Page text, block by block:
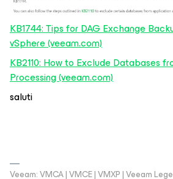
KB1744: Tips for DAG Exchange
vSphere (veeam.com)
KB2110: How to Exclude Databases
Processing (veeam.com)
saluti
Veeam: VMCA | VMCE | VMXP | Veeam